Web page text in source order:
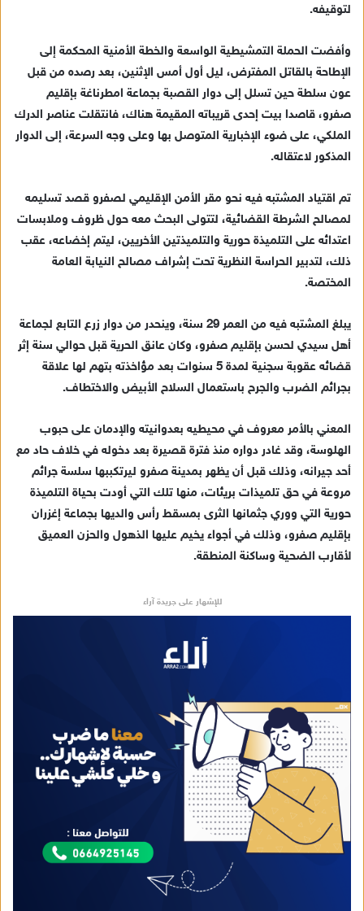
لتوقيفه.
وأفضت الحملة التمشيطية الواسعة والخطة الأمنية المحكمة إلى
الإطاحة بالقاتل المفترض، ليل أول أمس الإثنين، بعد رصده من قبل
عون سلطة حين تسلل إلى دوار القصبة بجماعة امطرناغة بإقليم
صفرو، قاصدا بيت إحدى قريباته المقيمة هناك، فانتقلت عناصر الدرك
الملكي، على ضوء الإخبارية المتوصل بها وعلى وجه السرعة، إلى الدوار
المذكور لاعتقاله.
تم اقتياد المشتبه فيه نحو مقر الأمن الإقليمي لصفرو قصد تسليمه
لمصالح الشرطة القضائية، لتتولى البحث معه حول ظروف وملابسات
اعتدائه على التلميذة حورية والتلميذتين الأخريين، ليتم إخضاعه، عقب
ذلك، لتدبير الحراسة النظرية تحت إشراف مصالح النيابة العامة
المختصة.
يبلغ المشتبه فيه من العمر 29 سنة، وينحدر من دوار زرع التابع لجماعة
أهل سيدي لحسن بإقليم صفرو، وكان عانق الحرية قبل حوالي سنة إثر
قضائه عقوبة سجنية لمدة 5 سنوات بعد مؤاخذته بتهم لها علاقة
بجرائم الضرب والجرح باستعمال السلاح الأبيض والاختطاف.
المعني بالأمر معروف في محيطيه بعدوانيته والإدمان على حبوب
الهلوسة، وقد غادر دواره منذ فترة قصيرة بعد دخوله في خلاف حاد مع
أحد جيرانه، وذلك قبل أن يظهر بمدينة صفرو ليرتكببها سلسة جرائم
مروعة في حق تلميذات بريئات، منها تلك التي أودت بحياة التلميذة
حورية التي ووري جثمانها الثرى بمسقط رأس والديها بجماعة إغزران
بإقليم صفرو، وذلك في أجواء يخيم عليها الذهول والحزن العميق
لأقارب الضحية وساكنة المنطقة.
للإشهار على جريدة آراء